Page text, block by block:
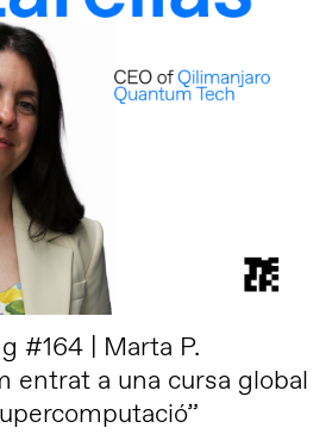
#164 | Marta P.
entrat a una cursa global